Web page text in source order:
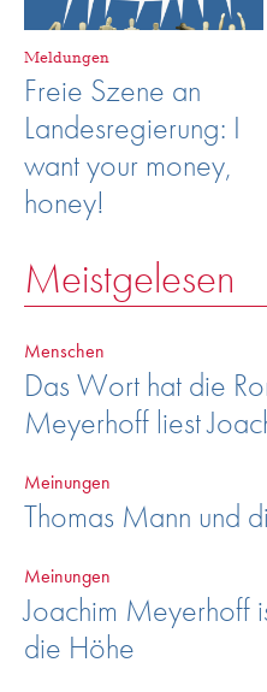
Meldungen
Freie Szene an
Landesregierung: I
want your money,
honey!
Meistgelesen
Menschen
Das Wort hat die
Meyerhoff liest
Meinungen
Thomas Mann und
Meinungen
Joachim Meyerhoff
die Höhe